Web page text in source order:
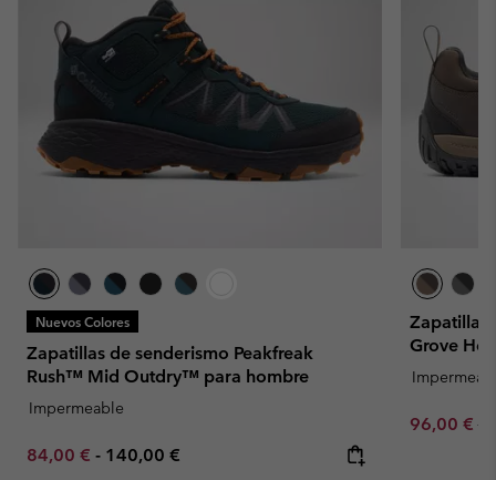
Nuevos Colores
Zapatillas de senderismo Peakfreak
Rush™ Mid Outdry™ para hombre
Impermeable
Minimum sale price:
84,00 € - Maximum price:
140,00 €
Zapatillas
Grove
Sale price:
96,00 €